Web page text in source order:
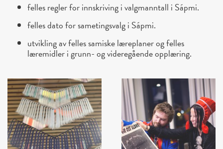
felles regler for innskriving i valgmanntall i Sápmi.
felles dato for sametingsvalg i Sápmi.
utvikling av felles samiske læreplaner og felles
læremidler i grunn- og videregående opplæring.